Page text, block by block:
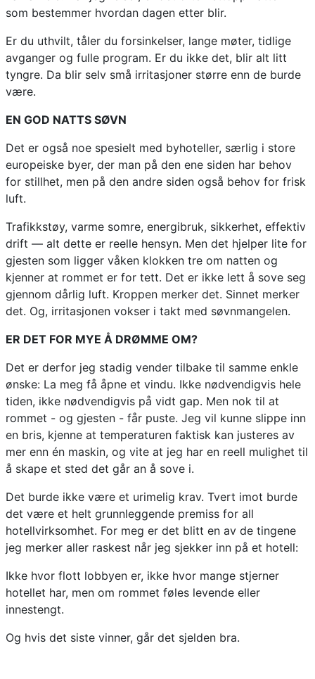
som bestemmer hvordan dagen etter blir.
Er du uthvilt, tåler du forsinkelser, lange møter, tidlige
avganger og fulle program. Er du ikke det, blir alt litt
tyngre. Da blir selv små irritasjoner større enn de burde
være.
EN GOD NATTS SØVN
Det er også noe spesielt med byhoteller, særlig i store
europeiske byer, der man på den ene siden har behov
for stillhet, men på den andre siden også behov for frisk
luft.
Trafikkstøy, varme somre, energibruk, sikkerhet, effektiv
drift — alt dette er reelle hensyn. Men det hjelper lite for
gjesten som ligger våken klokken tre om natten og
kjenner at rommet er for tett. Det er ikke lett å sove seg
gjennom dårlig luft. Kroppen merker det. Sinnet merker
det. Og, irritasjonen vokser i takt med søvnmangelen.
ER DET FOR MYE Å DRØMME OM?
Det er derfor jeg stadig vender tilbake til samme enkle
ønske: La meg få åpne et vindu. Ikke nødvendigvis hele
tiden, ikke nødvendigvis på vidt gap. Men nok til at
rommet - og gjesten - får puste. Jeg vil kunne slippe inn
en bris, kjenne at temperaturen faktisk kan justeres av
mer enn én maskin, og vite at jeg har en reell mulighet til
å skape et sted det går an å sove i.
Det burde ikke være et urimelig krav. Tvert imot burde
det være et helt grunnleggende premiss for all
hotellvirksomhet. For meg er det blitt en av de tingene
jeg merker aller raskest når jeg sjekker inn på et hotell:
Ikke hvor flott lobbyen er, ikke hvor mange stjerner
hotellet har, men om rommet føles levende eller
innestengt.
Og hvis det siste vinner, går det sjelden bra.